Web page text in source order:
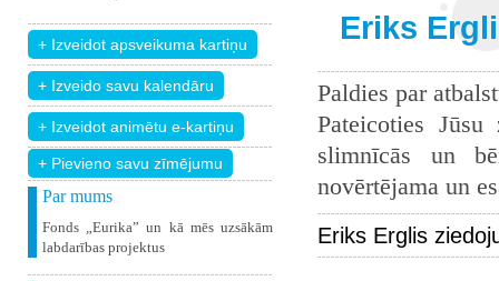
+ Pievieno savu zīmējumu
Par mums
Fonds „Eurika” un kā mēs uzsākām
labdarības projektus
Eriks
Paldies par
Pateicoties
slimnīcās un
novērtējama un
Eriks Erglis